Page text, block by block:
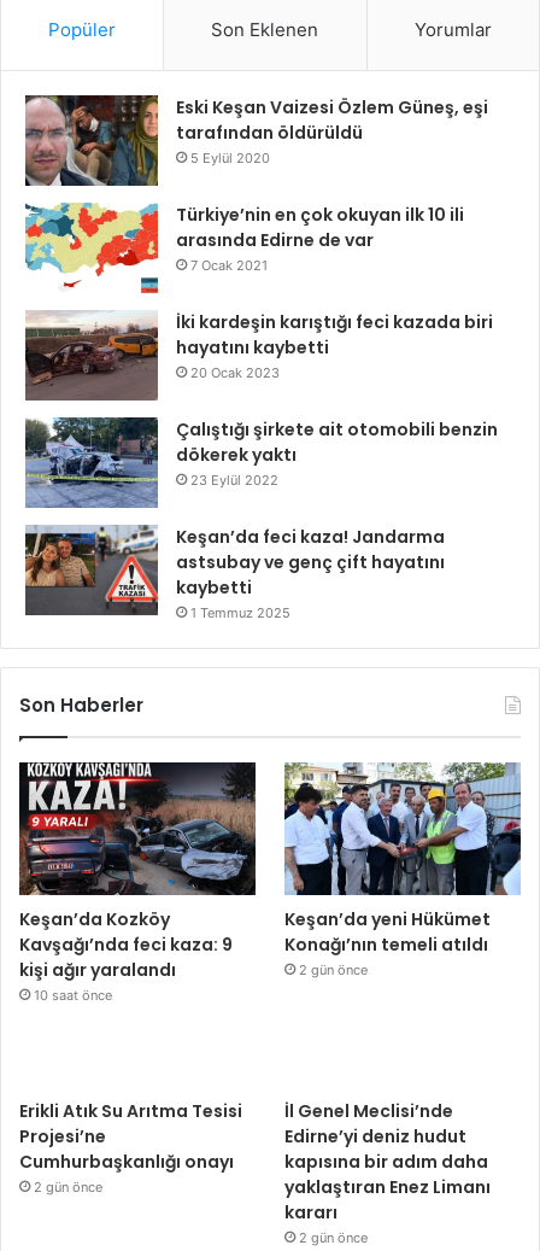
Popüler Son Eklenen Yorumlar
Eski Keşan Vaizesi Özlem Güneş, eşi
tarafından öldürüldü
5 Eylül 2020
Türkiye’nin en çok okuyan ilk 10 ili
arasında Edirne de var
7 Ocak 2021
İki kardeşin karıştığı feci kazada biri
hayatını kaybetti
20 Ocak 2023
Çalıştığı şirkete ait otomobili benzin
dökerek yaktı
23 Eylül 2022
Keşan’da feci kaza! Jandarma
astsubay ve genç çift hayatını
kaybetti
1 Temmuz 2025
Son Haberler
Keşan’da Kozköy
Kavşağı’nda feci kaza: 9
kişi ağır yaralandı
10 saat önce
Keşan’da yeni Hükümet
Konağı’nın temeli atıldı
2 gün önce
Erikli Atık Su Arıtma Tesisi
Projesi’ne
Cumhurbaşkanlığı onayı
2 gün önce
İl Genel Meclisi’nde
Edirne’yi deniz hudut
kapısına bir adım daha
yaklaştıran Enez Limanı
kararı
2 gün önce